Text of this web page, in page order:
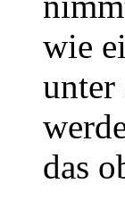
wie
unter
das